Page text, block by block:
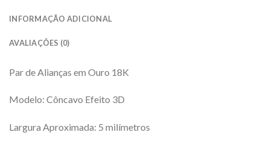
INFORMAÇÃO ADICIONAL
AVALIAÇÕES (0)
Par de Alianças em Ouro 18K
Modelo: Côncavo Efeito 3D
Largura Aproximada: 5 milímetros